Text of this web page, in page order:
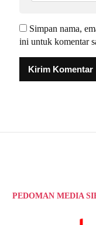
Simpan nama,
ini untuk komentar
PEDOMAN MEDIA